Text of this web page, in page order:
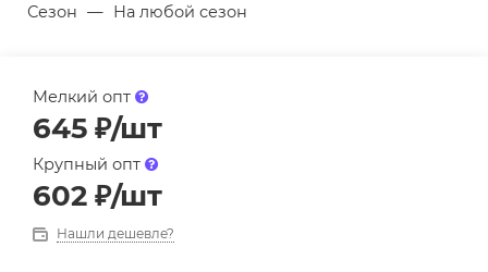
Сезон — На любой сезон
Мелкий опт
645 ₽/шт
Крупный опт
602 ₽/шт
Нашли дешевле?